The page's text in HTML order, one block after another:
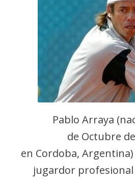
Pablo Arraya
de Octubre
en Cordoba,
jugardor profesional